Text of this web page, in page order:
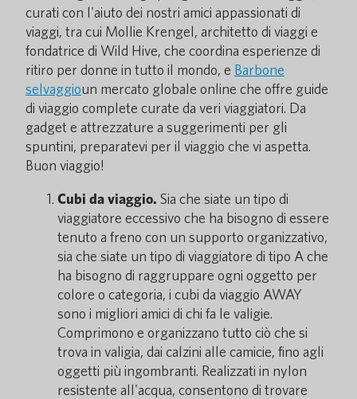
curati con l'aiuto dei nostri amici appassionati di
viaggi, tra cui Mollie Krengel, architetto di viaggi e
fondatrice di Wild Hive, che coordina esperienze di
ritiro per donne in tutto il mondo, e Barbone
selvaggioun mercato globale online che offre guide
di viaggio complete curate da veri viaggiatori. Da
gadget e attrezzature a suggerimenti per gli
spuntini, preparatevi per il viaggio che vi aspetta.
Buon viaggio!
Cubi da viaggio. Sia che siate un tipo di
viaggiatore eccessivo che ha bisogno di essere
tenuto a freno con un supporto organizzativo,
sia che siate un tipo di viaggiatore di tipo A che
ha bisogno di raggruppare ogni oggetto per
colore o categoria, i cubi da viaggio AWAY
sono i migliori amici di chi fa le valigie.
Comprimono e organizzano tutto ciò che si
trova in valigia, dai calzini alle camicie, fino agli
oggetti più ingombranti. Realizzati in nylon
resistente all'acqua, consentono di trovare